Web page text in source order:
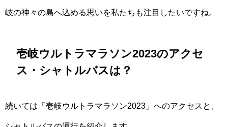
岐の神々の島へ込める思いを私たちも注目したいですね。
壱岐ウルトラマラソン2023のアクセ
ス・シャトルバスは？
続いては「壱岐ウルトラマラソン2023」へのアクセスと、